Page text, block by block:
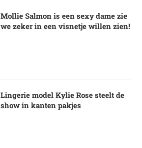
Mollie Salmon is een sexy dame zie
we zeker in een visnetje willen zien!
Lingerie model Kylie Rose steelt de
show in kanten pakjes